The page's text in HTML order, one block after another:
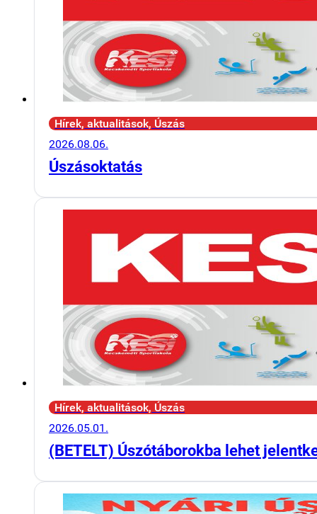
Hírek, aktualitások, Úszás
2026.08.06.
Úszásoktatás
Hírek, aktualitások, Úszás
2026.05.01.
(BETELT) Úszótáborokba lehet